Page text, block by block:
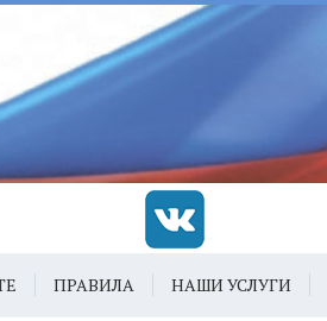
ПРАВИЛА НАШИ УСЛУГИ